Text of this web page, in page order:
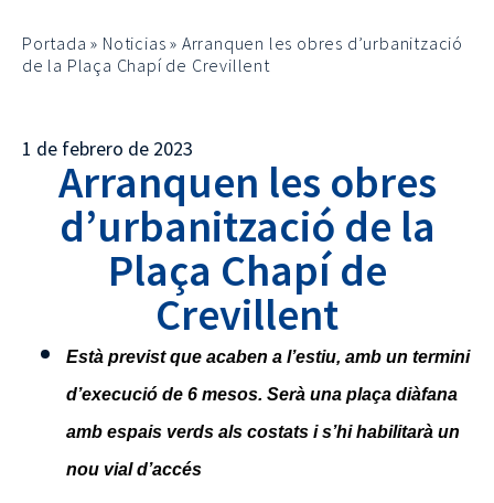
Portada » Noticias » Arranquen les obres d’urbanització
de la Plaça Chapí de Crevillent
1 de febrero de 2023
Arranquen les obres
d’urbanització de la
Plaça Chapí de
Crevillent
Està previst que acaben a l’estiu, amb un termini
d’execució de 6 mesos. Serà una plaça diàfana
amb espais verds als costats i s’hi habilitarà un
nou vial d’accés